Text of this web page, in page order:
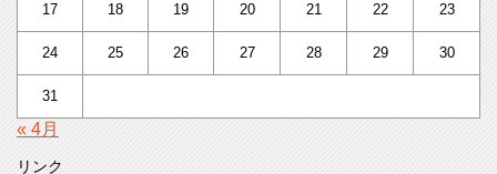
17 18 19 20 21 22 23
24 25 26 27 28 29 30
31
« 4月
リンク